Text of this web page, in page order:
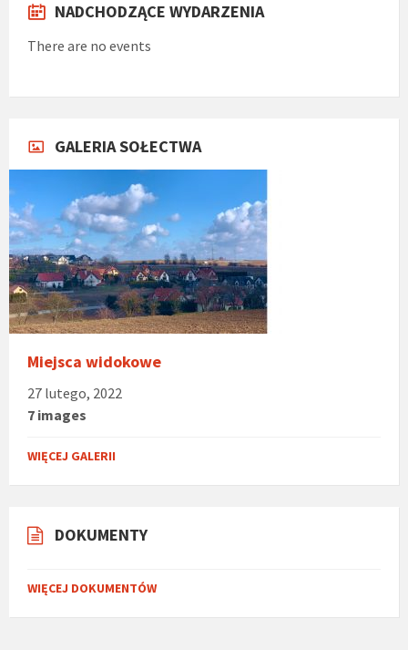
NADCHODZĄCE WYDARZENIA
There are no events
GALERIA SOŁECTWA
Miejsca widokowe
27 lutego, 2022
7 images
WIĘCEJ GALERII
DOKUMENTY
WIĘCEJ DOKUMENTÓW